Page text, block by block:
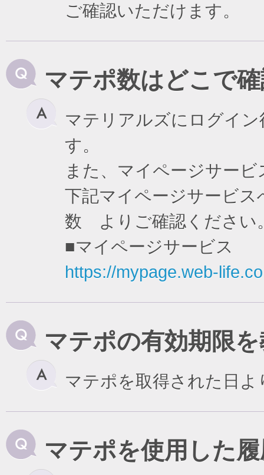
ご確認いただけます。
マテポ数はどこで
マテリアルズにログイ
す。
また、マイページサー
下記マイページサービ
数 よりご確認ください
■マイページサービス
https://mypage.web-
マテポの有効期限
マテポを取得された日
マテポを使用した